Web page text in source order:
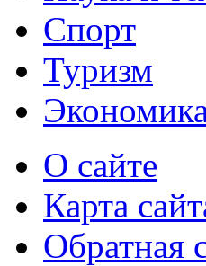
Спорт
Туризм
Экономика
О сайте
Карта
Обратная